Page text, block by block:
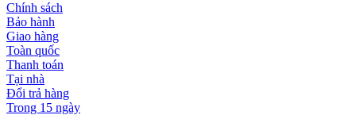
Chính sách
Bảo hành
Giao hàng
Toàn quốc
Thanh toán
Tại nhà
Đổi trả hàng
Trong 15 ngày